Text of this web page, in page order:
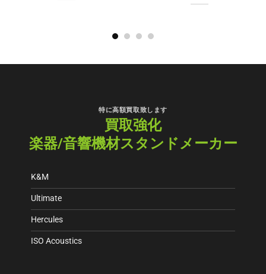
特に高額買取致します
買取強化
楽器/音響機材スタンドメーカー
K&M
Ultimate
Hercules
ISO Acoustics